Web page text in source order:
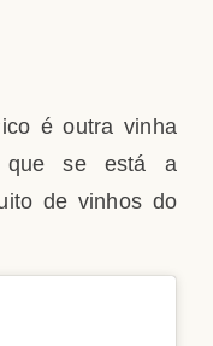
é outra vinha
que se está a
de vinhos do